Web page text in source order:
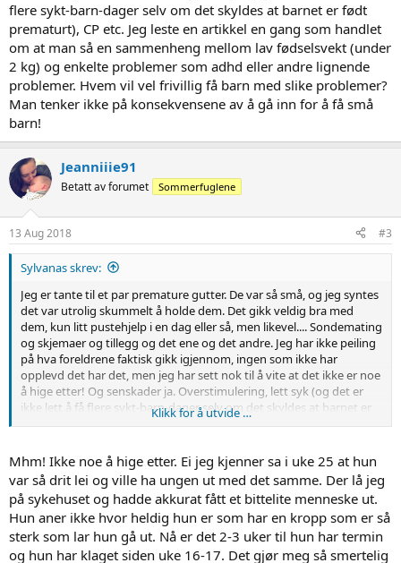
flere sykt-barn-dager selv om det skyldes at barnet er født
prematurt), CP etc. Jeg leste en artikkel en gang som handlet
om at man så en sammenheng mellom lav fødselsvekt (under
2 kg) og enkelte problemer som adhd eller andre lignende
problemer. Hvem vil vel frivillig få barn med slike problemer?
Man tenker ikke på konsekvensene av å gå inn for å få små
barn!
Jeanniiie91
Betatt av forumet Sommerfuglene
13 Aug 2018 #3
Sylvanas skrev:
Jeg er tante til et par premature gutter. De var så små, og jeg syntes
det var utrolig skummelt å holde dem. Det gikk veldig bra med
dem, kun litt pustehjelp i en dag eller så, men likevel.... Sondemating
og skjemaer og tillegg og det ene og det andre. Jeg har ikke peiling
på hva foreldrene faktisk gikk igjennom, ingen som ikke har
opplevd det har det, men jeg har sett nok til å vite at det ikke er noe
å hige etter! Og senskader ja. Overstimulering, lett syk (og det er
ikke lett å få flere sykt-barn-dager selv om det skyldes at barnet er
og enkelte problemer som adhd eller andre lignende problemer.
Hvem vil vel frivillig få barn med slike problemer? Man tenker ikke
på konsekvensene av å gå inn for å få små barn!
Klikk for å utvide …
Mhm! Ikke noe å hige etter. Ei jeg kjenner sa i uke 25 at hun
var så drit lei og ville ha ungen ut med det samme. Der lå jeg
på sykehuset og hadde akkurat fått et bittelite menneske ut.
Hun aner ikke hvor heldig hun er som har en kropp som er så
sterk som lar hun gå ut. Nå er det 2-3 uker til hun har termin
og hun har klaget siden uke 16-17. Det gjør meg så smertelig